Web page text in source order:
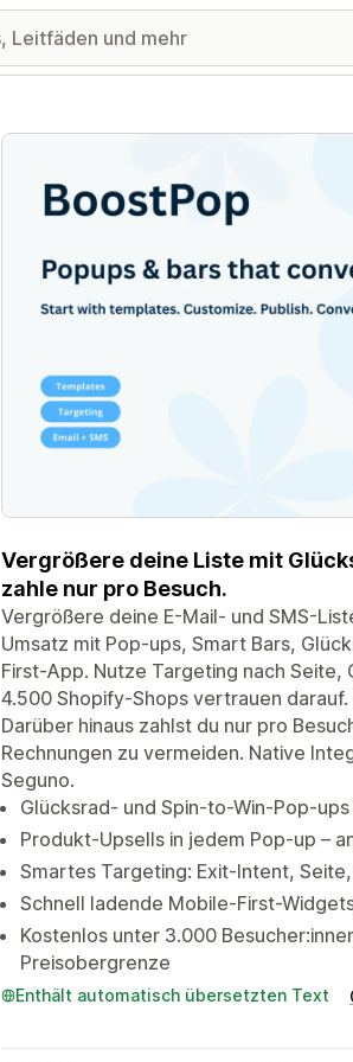
Vorgestellte Bildergalerie
Vergrößere deine Liste mit
zahle nur pro Besuch.
Vergrößere deine E-Mail- und SMS-
Umsatz mit Pop-ups, Smart Bars,
First-App. Nutze Targeting nach
4.500 Shopify-Shops vertrauen
Darüber hinaus zahlst du nur pro
Rechnungen zu vermeiden. Native
Seguno.
Glücksrad- und Spin-to-Win-Pop-
Produkt-Upsells in jedem Pop-up –
Smartes Targeting: Exit-Intent,
Schnell ladende Mobile-First-
Kostenlos unter 3.000
Preisobergrenze
Enthält automatisch übersetzten Text